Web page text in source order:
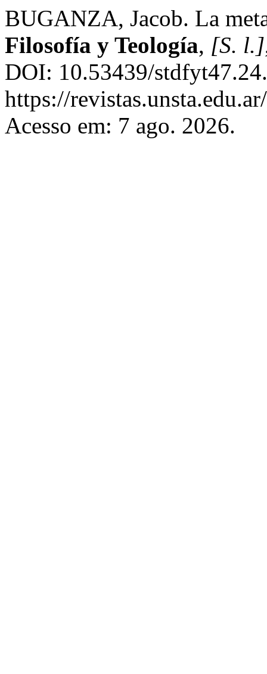
BUGANZA, Jacob. La
Filosofía y Teología, [S. l.]
DOI: 10.53439/
https://
Acesso em: 7 ago. 2026.